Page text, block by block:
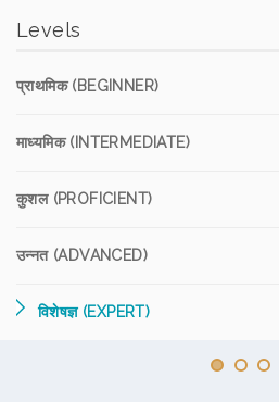
Levels
प्राथमिक (BEGINNER)
माध्यमिक (INTERMEDIATE)
कुशल (PROFICIENT)
उन्नत (ADVANCED)
विशेषज्ञ (EXPERT)